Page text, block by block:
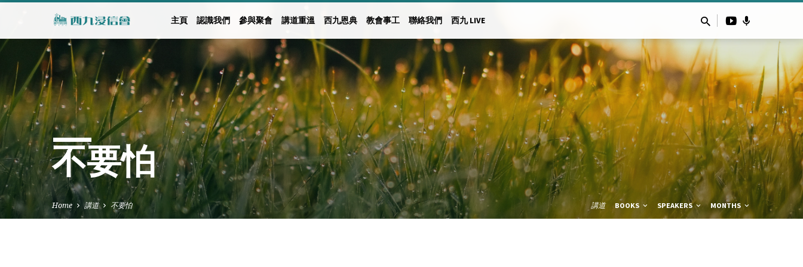
主頁 認識我們 參與聚會 講道重溫 西九恩典 教會事工 聯絡我們 西九 LIVE
不要怕
Home 講道 不要怕 講道 BOOKS SPEAKERS MONTHS